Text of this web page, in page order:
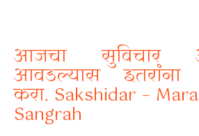
आजचा सुविचार
आवडल्यास
करा. Sakshidar –
Sangrah